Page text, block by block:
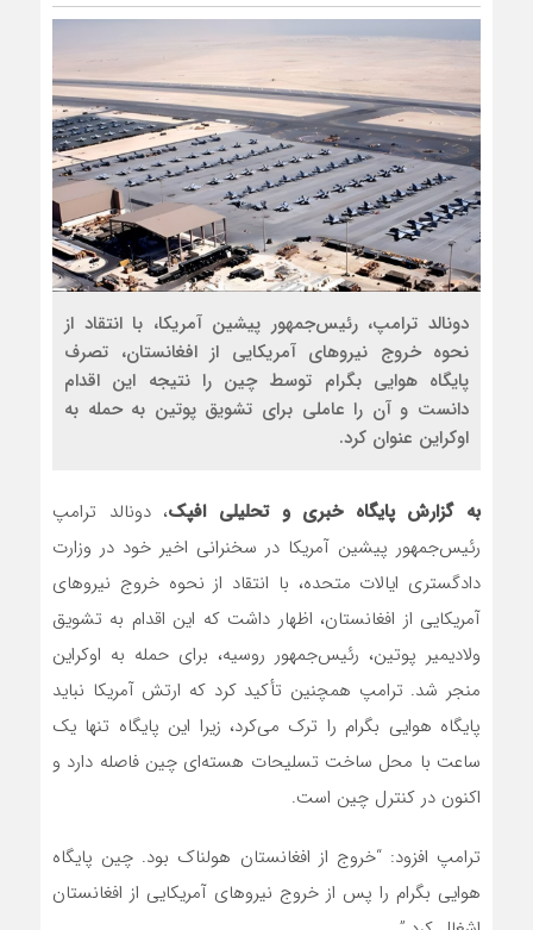
مذاکره تحمیلی، جنگ تحمیلی،
دونالد ترامپ، رئیس‌جمهور پیشین آمریکا، با انتقاد از
نحوه خروج نیروهای آمریکایی از افغانستان، تصرف
پایگاه هوایی بگرام توسط چین را نتیجه این اقدام
دانست و آن را عاملی برای تشویق پوتین به حمله به
اوکراین عنوان کرد.
به گزارش پایگاه خبری و تحلیلی افپک، دونالد ترامپ
رئیس‌جمهور پیشین آمریکا در سخنرانی اخیر خود در وزارت
دادگستری ایالات متحده، با انتقاد از نحوه خروج نیروهای
آمریکایی از افغانستان، اظهار داشت که این اقدام به تشویق
ولادیمیر پوتین، رئیس‌جمهور روسیه، برای حمله به اوکراین
منجر شد. ترامپ همچنین تأکید کرد که ارتش آمریکا نباید
پایگاه هوایی بگرام را ترک می‌کرد، زیرا این پایگاه تنها یک
ساعت با محل ساخت تسلیحات هسته‌ای چین فاصله دارد و
اکنون در کنترل چین است.
ترامپ افزود: “خروج از افغانستان هولناک بود. چین پایگاه
هوایی بگرام را پس از خروج نیروهای آمریکایی از افغانستان